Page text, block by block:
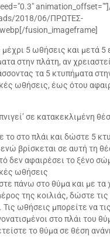
2018/06/ΠΡΩΤΕΣ-
fusion_imageframe]
5 ωθήσεις και μετά 5
στην πλάτη, αν
τα 5 κτυπήματα
ωθήσεις, έως ότου
σε κατακεκλιμένη
το στο πλάι και δώστε 5
βρίσκεται σε αυτή τη
δεν αφαιρέσει το ξένο
ωθήσεις
πάνω στο θύμα και με τα
της κοιλιάς, δώστε
ωθήσεις μπορείτε να
στο πλάι του
το θύμα σε θέση